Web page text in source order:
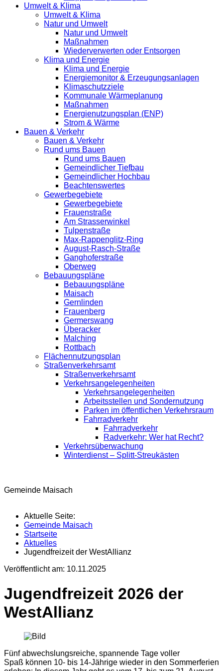
Umwelt & Klima
Umwelt & Klima
Natur und Umwelt
Natur und Umwelt
Maßnahmen
Wiederverwerten oder Entsorgen
Klima und Energie
Klima und Energie
Energiemonitor & Erzeugungsanlagen
Klimaschutzziele
Kommunale Wärmeplanung
Maßnahmen
Energienutzungsplan (ENP)
Strom & Wärme
Bauen & Verkehr
Bauen & Verkehr
Rund ums Bauen
Rund ums Bauen
Gemeindlicher Tiefbau
Gemeindlicher Hochbau
Beachtenswertes
Gewerbegebiete
Gewerbegebiete
Frauenstraße
Am Strasserwinkel
Tulpenstraße
Max-Rappenglitz-Ring
August-Rasch-Straße
Ganghoferstraße
Oberweg
Bebauungspläne
Bebauungspläne
Maisach
Gernlinden
Frauenberg
Germerswang
Überacker
Malching
Rottbach
Flächennutzungsplan
Straßenverkehrsamt
Straßenverkehrsamt
Verkehrsangelegenheiten
Verkehrsangelegenheiten
Arbeitsstellen und Sondernutzung
Parken im öffentlichen Verkehrsraum
Fahrradverkehr
Fahrradverkehr
Radverkehr: Wer hat Recht?
Verkehrsüberwachung
Winterdienst – Splitt-Streukästen
Gemeinde Maisach
Aktuelle Seite:
Gemeinde Maisach
Startseite
Aktuelles
Jugendfreizeit der WestAllianz
Veröffentlicht am: 10.11.2025
Jugendfreizeit 2026 der
WestAllianz
Fünf abwechslungsreiche, spannende Tage voller
Spaß können 10- bis 14-Jährige wieder in den Sommerferien